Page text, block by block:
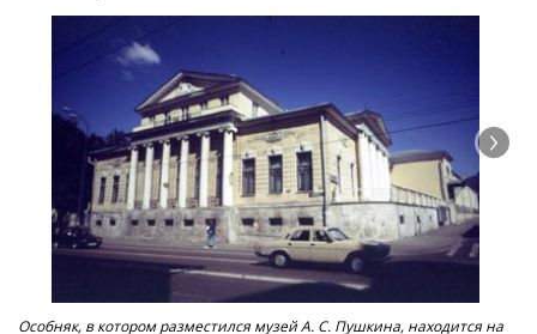
Особняк, в котором разместился музей А. С. Пушкина, находится на